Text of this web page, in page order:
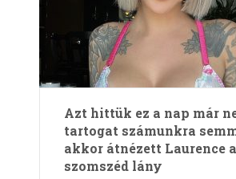
Azt hittük ez a nap már
tartogat számunkra
akkor átnézett Laurence a
szomszéd lány